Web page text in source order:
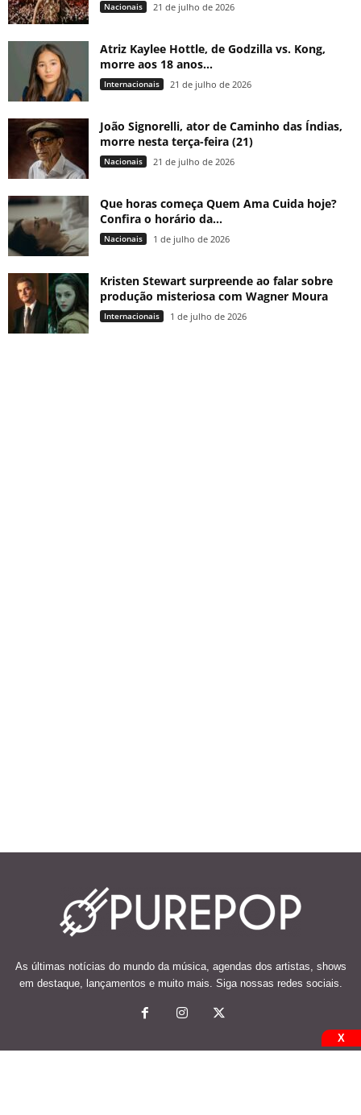
Nacionais 21 de julho de 2026
Atriz Kaylee Hottle, de Godzilla vs. Kong,
morre aos 18 anos...
Internacionais 21 de julho de 2026
João Signorelli, ator de Caminho das Índias,
morre nesta terça-feira (21)
Nacionais 21 de julho de 2026
Que horas começa Quem Ama Cuida hoje?
Confira o horário da...
Nacionais 1 de julho de 2026
Kristen Stewart surpreende ao falar sobre
produção misteriosa com Wagner Moura
Internacionais 1 de julho de 2026
As últimas notícias do mundo da música, agendas dos artistas, shows
em destaque, lançamentos e muito mais. Siga nossas redes sociais.
X